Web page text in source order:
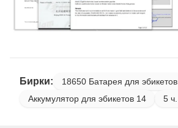
Бирки:
18650 Батарея для эбикетов
Аккумулятор для эбикетов 14
5 ч.